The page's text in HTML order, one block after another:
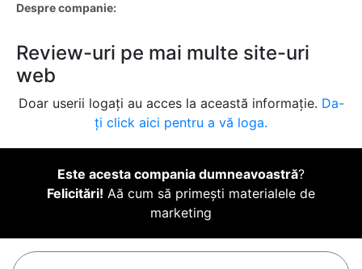
Despre companie:
Review-uri pe mai multe site-uri
web
Doar userii logați au acces la această informație. Da-
ți click aici pentru a vă loga.
Este acesta compania dumneavoastră?
Felicitări! Aă cum să primești materialele de
marketing